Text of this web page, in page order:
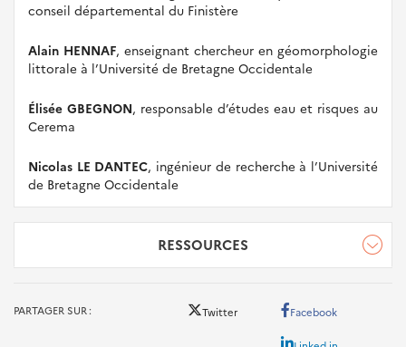
conseil départemental du Finistère
Alain HENNAF, enseignant chercheur en géomorphologie
littorale à l’Université de Bretagne Occidentale
Élisée GBEGNON, responsable d’études eau et risques au
Cerema
Nicolas LE DANTEC, ingénieur de recherche à l’Université
de Bretagne Occidentale
RESSOURCES
PARTAGER SUR Twitter Facebook